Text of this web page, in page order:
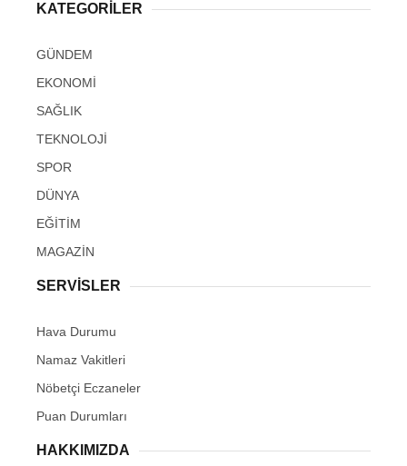
KATEGORİLER
GÜNDEM
EKONOMİ
SAĞLIK
TEKNOLOJİ
SPOR
DÜNYA
EĞİTİM
MAGAZİN
SERVİSLER
Hava Durumu
Namaz Vakitleri
Nöbetçi Eczaneler
Puan Durumları
HAKKIMIZDA